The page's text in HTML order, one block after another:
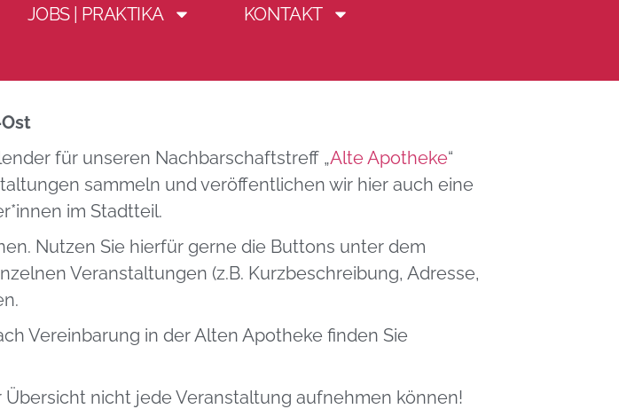
JOBS | PRAKTIKA KONTAKT
Mauritz-Ost
für unseren Nachbarschaftstreff „Alte Apotheke“
sammeln und veröffentlichen wir hier auch eine
im Stadtteil.
Nutzen Sie hierfür gerne die Buttons unter dem
Veranstaltungen (z.B. Kurzbeschreibung, Adresse,
Vereinbarung in der Alten Apotheke finden Sie
nicht jede Veranstaltung aufnehmen können!